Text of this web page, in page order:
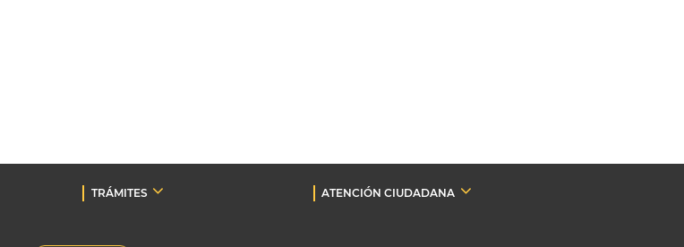
TRÁMITES
ATENCIÓN CIUDADANA